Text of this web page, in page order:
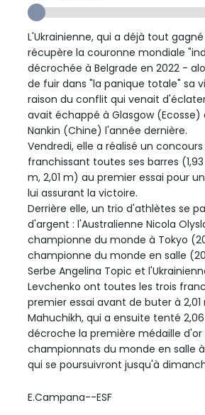
L'Ukrainienne, qui a déjà tout
récupère la couronne mondiale
décrochée à Belgrade en 2022 -
de fuir dans "la panique totale" sa
raison du conflit qui venait
avait échappé à Glasgow (Ecosse)
Nankin (Chine) l'année dernière.
Vendredi, elle a réalisé un
franchissant toutes ses barres (1,93
m, 2,01 m) au premier essai pour
lui assurant la victoire.
Derrière elle, un trio d'athlètes se
d'argent : l'Australienne Nicola
championne du monde à Tokyo
championne du monde en salle
Serbe Angelina Topic et
Levchenko ont toutes les trois
premier essai avant de buter à 2,01
Mahuchikh, qui a ensuite tenté
décroche la première médaille d'or
championnats du monde en salle
qui se poursuivront jusqu'à
E.Campana--ESF